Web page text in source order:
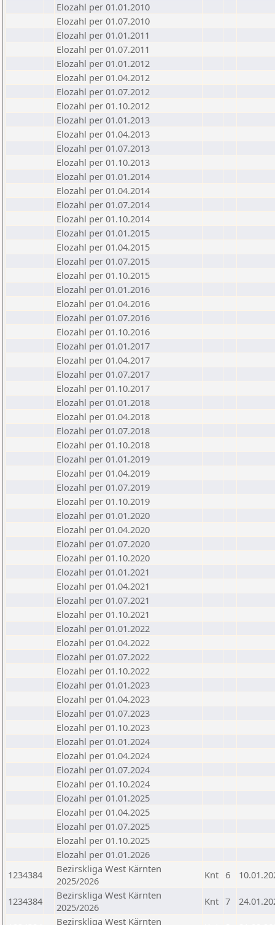
Elozahl per 01.01.2010
Elozahl per 01.07.2010
Elozahl per 01.01.2011
Elozahl per 01.07.2011
Elozahl per 01.01.2012
Elozahl per 01.04.2012
Elozahl per 01.07.2012
Elozahl per 01.10.2012
Elozahl per 01.01.2013
Elozahl per 01.04.2013
Elozahl per 01.07.2013
Elozahl per 01.10.2013
Elozahl per 01.01.2014
Elozahl per 01.04.2014
Elozahl per 01.07.2014
Elozahl per 01.10.2014
Elozahl per 01.01.2015
Elozahl per 01.04.2015
Elozahl per 01.07.2015
Elozahl per 01.10.2015
Elozahl per 01.01.2016
Elozahl per 01.04.2016
Elozahl per 01.07.2016
Elozahl per 01.10.2016
Elozahl per 01.01.2017
Elozahl per 01.04.2017
Elozahl per 01.07.2017
Elozahl per 01.10.2017
Elozahl per 01.01.2018
Elozahl per 01.04.2018
Elozahl per 01.07.2018
Elozahl per 01.10.2018
Elozahl per 01.01.2019
Elozahl per 01.04.2019
Elozahl per 01.07.2019
Elozahl per 01.10.2019
Elozahl per 01.01.2020
Elozahl per 01.04.2020
Elozahl per 01.07.2020
Elozahl per 01.10.2020
Elozahl per 01.01.2021
Elozahl per 01.04.2021
Elozahl per 01.07.2021
Elozahl per 01.10.2021
Elozahl per 01.01.2022
Elozahl per 01.04.2022
Elozahl per 01.07.2022
Elozahl per 01.10.2022
Elozahl per 01.01.2023
Elozahl per 01.04.2023
Elozahl per 01.07.2023
Elozahl per 01.10.2023
Elozahl per 01.01.2024
Elozahl per 01.04.2024
Elozahl per 01.07.2024
Elozahl per 01.10.2024
Elozahl per 01.01.2025
Elozahl per 01.04.2025
Elozahl per 01.07.2025
Elozahl per 01.10.2025
Elozahl per 01.01.2026
1234384
Bezirskliga West Kärnten
2025/2026
Knt 6
1234384
Bezirskliga West Kärnten
2025/2026
Knt 7
Bezirskliga West Kärnten